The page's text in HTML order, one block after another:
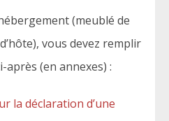
(meublé de
vous devez remplir
(en annexes) :
la déclaration d’une